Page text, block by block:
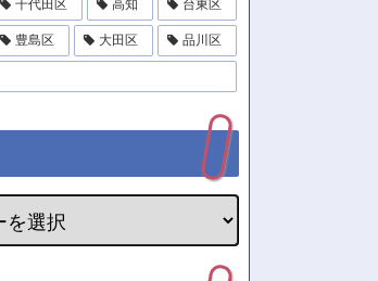
千代田区 高知 台東区
豊島区 大田区 品川区